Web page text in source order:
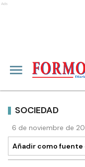
Ads
SOCIEDAD
6 de noviembre de
Añadir como fuente